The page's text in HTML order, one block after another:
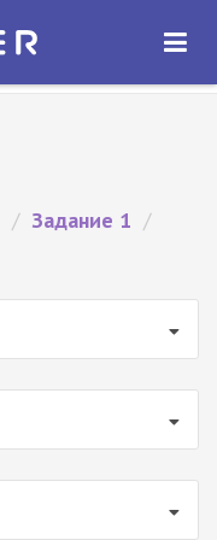
ОТКРЫТЬ
/ Задание 1 /